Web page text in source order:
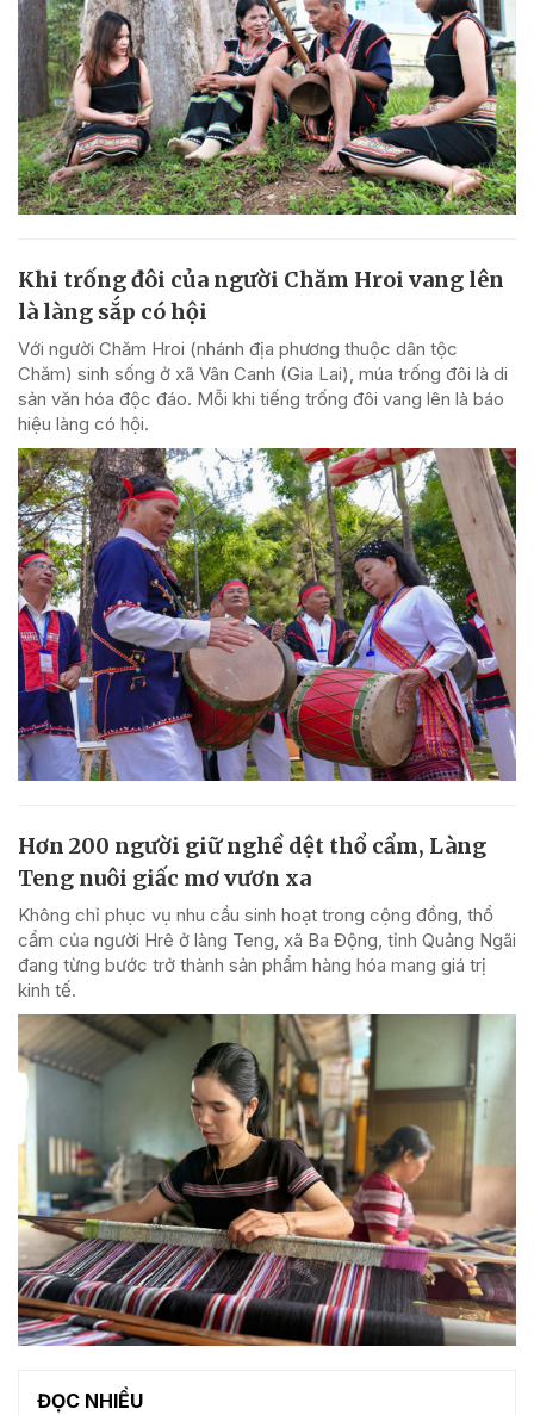
Khi trống đôi của người Chăm Hroi vang lên
là làng sắp có hội
Với người Chăm Hroi (nhánh địa phương thuộc dân tộc
Chăm) sinh sống ở xã Vân Canh (Gia Lai), múa trống đôi là di
sản văn hóa độc đáo. Mỗi khi tiếng trống đôi vang lên là báo
hiệu làng có hội.
Hơn 200 người giữ nghề dệt thổ cẩm, Làng
Teng nuôi giấc mơ vươn xa
Không chỉ phục vụ nhu cầu sinh hoạt trong cộng đồng, thổ
cẩm của người Hrê ở làng Teng, xã Ba Động, tỉnh Quảng Ngãi
đang từng bước trở thành sản phẩm hàng hóa mang giá trị
kinh tế.
ĐỌC NHIỀU